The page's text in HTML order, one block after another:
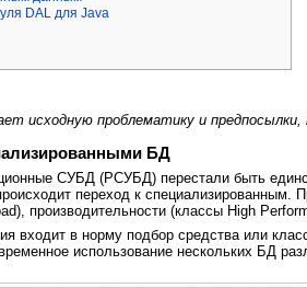
DAL для Java
исходную проблематику и предпосылки,
БД
СУБД (РСУБД) перестали быть
переход к специализированным.
производительности (классы High
входит в норму подбор средства или
использование нескольких БД